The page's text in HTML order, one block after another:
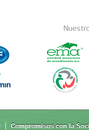
Compromisos con la